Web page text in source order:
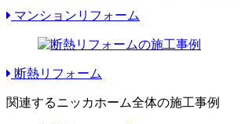
マンションリフォーム
断熱リフォーム
関連するニッカホーム全体の施工事例